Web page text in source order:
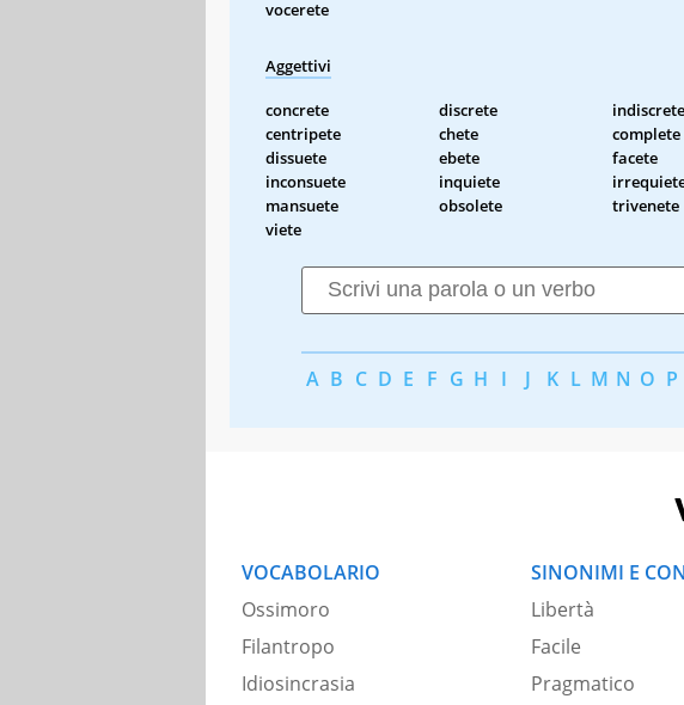
vocerete
Aggettivi
concrete discrete indiscrete
centripete
chete complete
dissuete
ebete facete
inconsuete
inquiete
mansuete
obsolete trivenete
viete
A B C D E F G H I J K L M N O P
VOCABOLARIO
Ossimoro
Filantropo
Idiosincrasia
SINONIMI E
Libertà
Facile
Pragmatico